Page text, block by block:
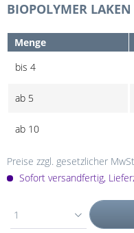
BIOPOLYMER LAKEN
Menge
bis 4
ab 5
ab 10
Preise zzgl. gesetzlicher
Sofort versandfertig,
1